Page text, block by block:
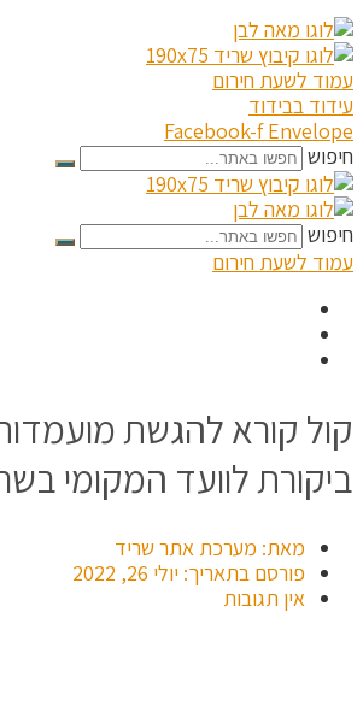
עמוד לשעת חירום
עידוד בבידוד
Facebook-f Envelope
חיפוש
חיפוש
עמוד לשעת חירום
קול קורא להגשת
ביקורת לוועד המקומי
מאת: מערכת אתר שריד
פורסם בתאריך: יולי 26, 2022
אין תגובות